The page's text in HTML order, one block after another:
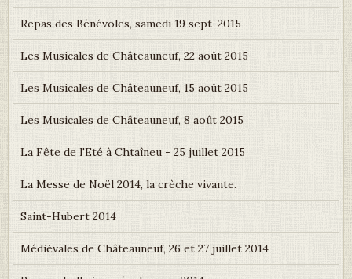
Repas des Bénévoles, samedi 19 sept-2015
Les Musicales de Châteauneuf, 22 août 2015
Les Musicales de Châteauneuf, 15 août 2015
Les Musicales de Châteauneuf, 8 août 2015
La Fête de l'Eté à Chtaîneu - 25 juillet 2015
La Messe de Noël 2014, la crèche vivante.
Saint-Hubert 2014
Médiévales de Châteauneuf, 26 et 27 juillet 2014